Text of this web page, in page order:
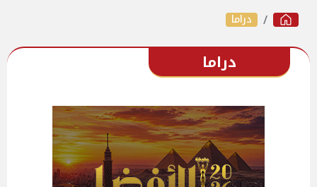
دراما
دراما